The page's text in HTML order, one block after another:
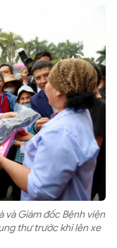
và Giám đốc Bệnh viện
thư trước khi lên xe